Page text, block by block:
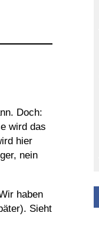
Doch:
wird das
hier
nein
haben
Sieht